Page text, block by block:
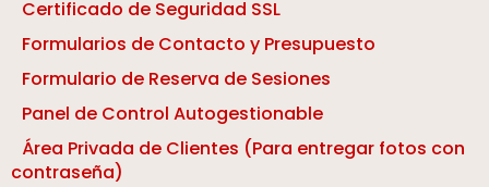
Certificado de Seguridad SSL
Formularios de Contacto y Presupuesto
Formulario de Reserva de Sesiones
Panel de Control Autogestionable
Área Privada de Clientes (Para entregar fotos con
contraseña)